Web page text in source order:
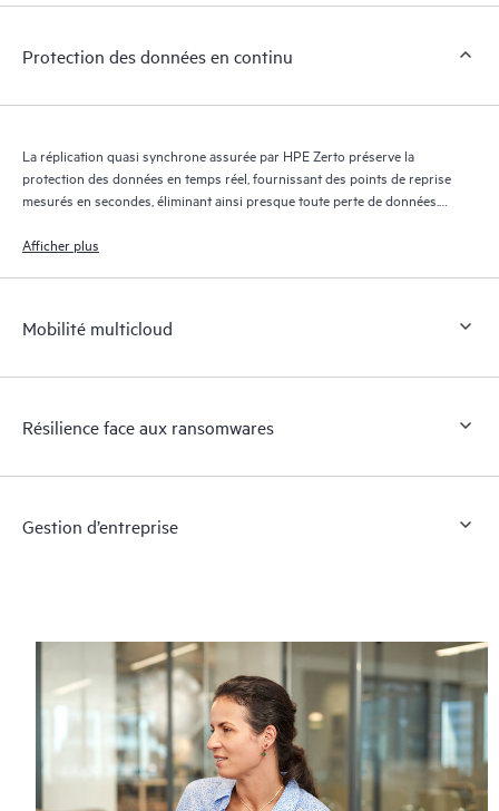
Protection des données en continu
La réplication quasi synchrone assurée par HPE Zerto préserve la
protection des données en temps réel, fournissant des points de reprise
mesurés en secondes, éliminant ainsi presque toute perte de données.
reprise pendant 30 jours maximum, offrant une reprise granulaire et
Afficher plus
Mobilité multicloud
Résilience face aux ransomwares
Gestion d’entreprise